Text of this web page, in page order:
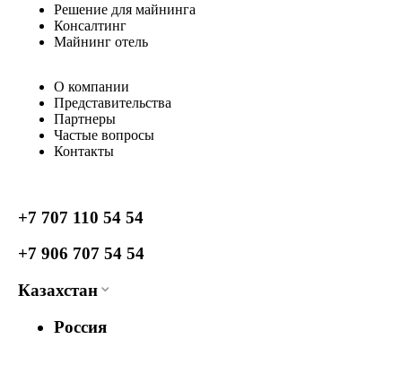
Решение для майнинга
Консалтинг
Майнинг отель
О компании
Представительства
Партнеры
Частые вопросы
Контакты
+7 707 110 54 54
+7 906 707 54 54
Казахстан
Россия